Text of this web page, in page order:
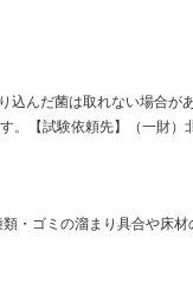
んだ菌は取れない場合が
。【試験依頼先】（一財）
・ゴミの溜まり具合や床